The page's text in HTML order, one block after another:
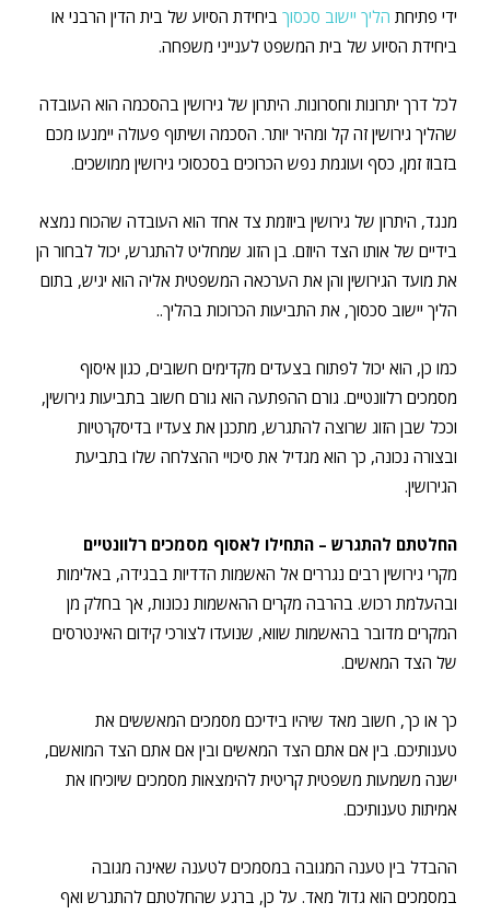
ידי פתיחת הליך יישוב סכסוך ביחידת הסיוע של בית הדין הרבני או
ביחידת הסיוע של בית המשפט לענייני משפחה.
לכל דרך יתרונות וחסרונות. היתרון של גירושין בהסכמה הוא העובדה
שהליך גירושין זה קל ומהיר יותר. הסכמה ושיתוף פעולה יימנעו מכם
בזבוז זמן, כסף ועוגמת נפש הכרוכים בסכסוכי גירושין ממושכים.
מנגד, היתרון של גירושין ביוזמת צד אחד הוא העובדה שהכוח נמצא
בידיים של אותו הצד היוזם. בן הזוג שמחליט להתגרש, יכול לבחור הן
את מועד הגירושין והן את הערכאה המשפטית אליה הוא יגיש, בתום
הליך יישוב סכסוך, את התביעות הכרוכות בהליך..
כמו כן, הוא יכול לפתוח בצעדים מקדימים חשובים, כגון איסוף
מסמכים רלוונטיים. גורם ההפתעה הוא גורם חשוב בתביעות גירושין,
וככל שבן הזוג שרוצה להתגרש, מתכנן את צעדיו בדיסקרטיות
ובצורה נכונה, כך הוא מגדיל את סיכויי ההצלחה שלו בתביעת
הגירושין.
החלטתם להתגרש – התחילו לאסוף מסמכים רלוונטיים
מקרי גירושין רבים נגררים אל האשמות הדדיות בבגידה, באלימות
ובהעלמת רכוש. בהרבה מקרים ההאשמות נכונות, אך בחלק מן
המקרים מדובר בהאשמות שווא, שנועדו לצורכי קידום האינטרסים
של הצד המאשים.
כך או כך, חשוב מאד שיהיו בידיכם מסמכים המאששים את
טענותיכם. בין אם אתם הצד המאשים ובין אם אתם הצד המואשם,
ישנה משמעות משפטית קריטית להימצאות מסמכים שיוכיחו את
אמיתות טענותיכם.
ההבדל בין טענה המגובה במסמכים לטענה שאינה מגובה
במסמכים הוא גדול מאד. על כן, ברגע שהחלטתם להתגרש ואף